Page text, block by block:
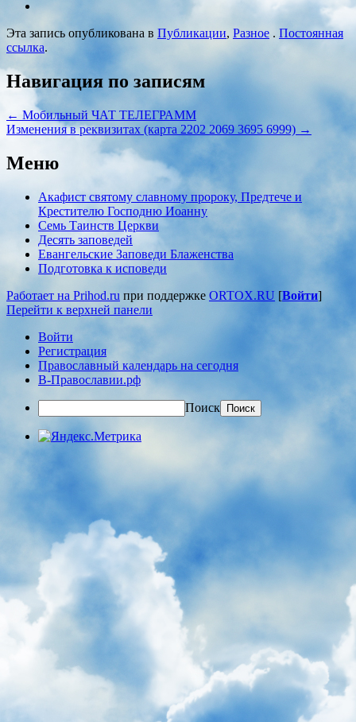
Эта запись опубликована в Публикации, Разное . Постоянная
ссылка.
Навигация по записям
← Мобильный ЧАТ ТЕЛЕГРАММ
Изменения в реквизитах (карта 2202 2069 3695 6999) →
Меню
Акафист святому славному пророку, Предтече и
Крестителю Господню Иоанну
Семь Таинств Церкви
Десять заповедей
Евангельские Заповеди Блаженства
Подготовка к исповеди
Работает на Prihod.ru при поддержке ORTOX.RU [Войти]
Перейти к верхней панели
Войти
Регистрация
Православный календарь на сегодня
В-Православии.рф
Поиск